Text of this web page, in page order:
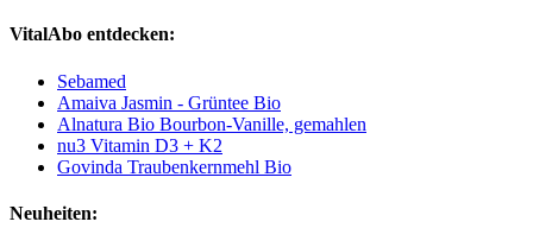
VitalAbo entdecken:
Sebamed
Amaiva Jasmin - Grüntee Bio
Alnatura Bio Bourbon-Vanille, gemahlen
nu3 Vitamin D3 + K2
Govinda Traubenkernmehl Bio
Neuheiten: